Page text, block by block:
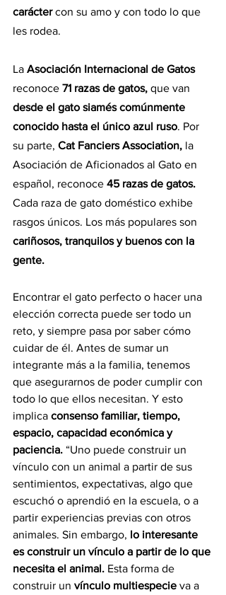
carácter con su amo y con todo lo que
les rodea.
La Asociación Internacional de Gatos
reconoce 71 razas de gatos, que van
desde el gato siamés comúnmente
conocido hasta el único azul ruso. Por
su parte, Cat Fanciers Association, la
Asociación de Aficionados al Gato en
español, reconoce 45 razas de gatos.
Cada raza de gato doméstico exhibe
rasgos únicos. Los más populares son
cariñosos, tranquilos y buenos con la
gente.
Encontrar el gato perfecto o hacer una
elección correcta puede ser todo un
reto, y siempre pasa por saber cómo
cuidar de él. Antes de sumar un
integrante más a la familia, tenemos
que asegurarnos de poder cumplir con
todo lo que ellos necesitan. Y esto
implica consenso familiar, tiempo,
espacio, capacidad económica y
paciencia. “Uno puede construir un
vínculo con un animal a partir de sus
sentimientos, expectativas, algo que
escuchó o aprendió en la escuela, o a
partir experiencias previas con otros
animales. Sin embargo, lo interesante
es construir un vínculo a partir de lo que
necesita el animal. Esta forma de
construir un vínculo multiespecie va a